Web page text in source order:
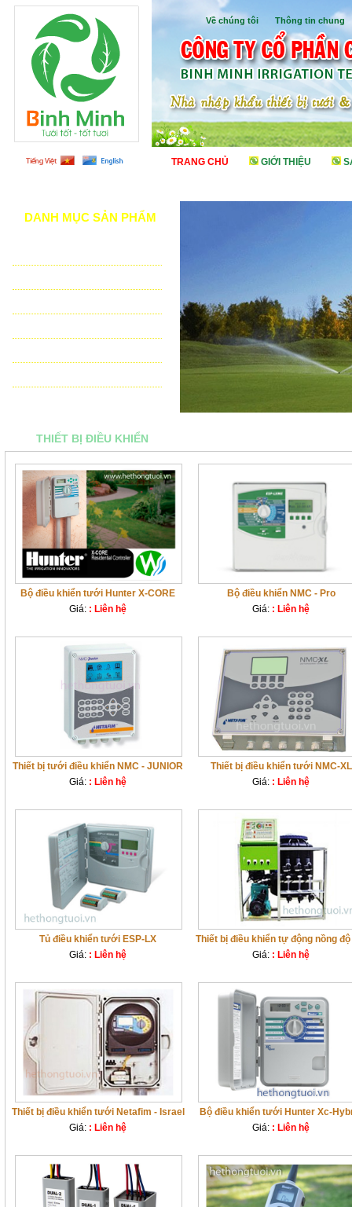
TRANG CHỦ GIỚI THIỆU
Về chúng tôi Thông tin chung
DANH MỤC SẢN PHẨM
THIẾT BỊ ĐIỀU KHIỂN
Bộ điều khiển tưới Hunter X-CORE
Giá: : Liên hệ
Bộ điều khiển NMC - Pro
Giá: : Liên hệ
Thiết bị tưới điều khiển NMC - JUNIOR
Giá: : Liên hệ
Thiết bị điều khiển tưới NMC-XL
Giá: : Liên hệ
Tủ điều khiển tưới ESP-LX
Giá: : Liên hệ
Thiết bị điều khiển tự động nồng độ
Giá: : Liên hệ
Thiết bị điều khiển tưới Netafim - Israel
Giá: : Liên hệ
Bộ điều khiển tưới Hunter Xc-
Giá: : Liên hệ